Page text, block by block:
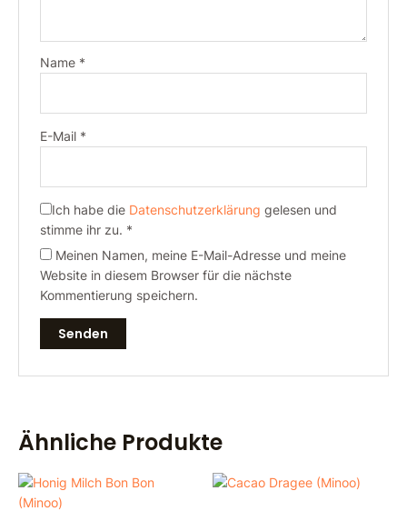
Name *
E-Mail *
Ich habe die Datenschutzerklärung gelesen und
stimme ihr zu. *
Meinen Namen, meine E-Mail-Adresse und meine
Website in diesem Browser für die nächste
Kommentierung speichern.
Ähnliche Produkte